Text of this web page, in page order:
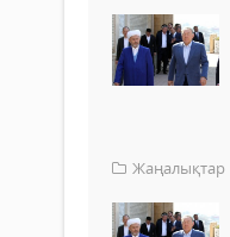
Жаңалықтар